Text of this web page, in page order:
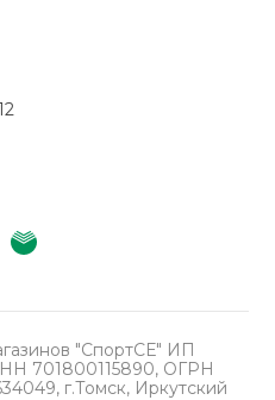
"СпортСЕ" ИП
701800115890, ОГРН
г.Томск, Иркутский